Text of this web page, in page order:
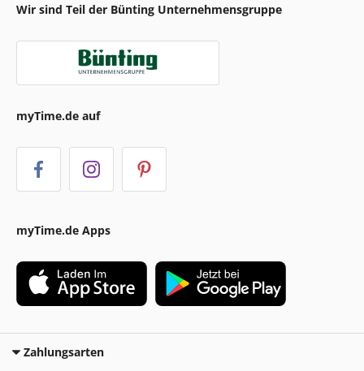
Wir sind Teil der Bünting Unternehmensgruppe
myTime.de auf
myTime.de Apps
Zahlungsarten